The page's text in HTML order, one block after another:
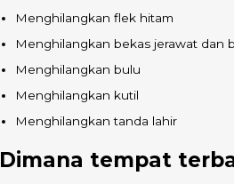
Menghilangkan flek hitam
Menghilangkan bekas jerawat dan
Menghilangkan bulu
Menghilangkan kutil
Menghilangkan tanda lahir
Dimana tempat